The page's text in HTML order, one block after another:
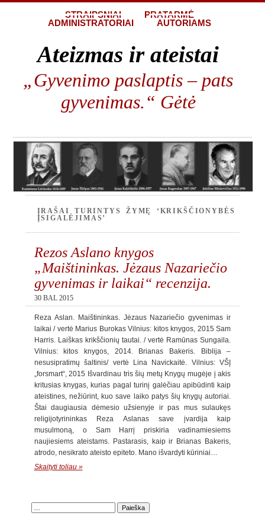
STRAIPSNIAI
PRATARMĖ
ADMINISTRATORIAI
AUTORIAMS
Ateizmas ir ateistai
„Gyvenimo paslaptis – pats
gyvenimas.“ Gėtė
ĮRAŠAI TURINTYS ŽYMĘ ‘KRIKŠČIONYBĖS
ĮSIGALĖJIMAS’
Rezos Aslano knygos
„Maištininkas. Jėzaus Nazariečio
gyvenimas ir laikai“ recenzija.
30 BAL 2015
Reza Aslan. Maištininkas. Jėzaus Nazariečio gyvenimas ir
laikai / vertė Marius Burokas Vilnius: kitos knygos, 2015 Sam
Harris. Laiškas krikščionių tautai. / vertė Ramūnas Sungaila.
Vilnius: kitos knygos, 2014. Brianas Bakeris. Biblija –
nesusipratimų šaltinis/ vertė Lina Navickaitė. Vilnius: VŠĮ
„forsmart“, 2015 Išvardinau tris šių metų Knygų mugėje į akis
kritusias knygas, kurias pagal turinį galėčiau apibūdinti kaip
ateistines, nežiūrint, kuo save laiko patys šių knygų autoriai.
Štai daugiausia dėmesio užsienyje ir pas mus sulaukęs
religijotyrininkas Reza Aslanas save įvardija kaip
musulmoną, o Sam Harrį priskiria vadinamiesiems
naujiesiems ateistams. Pastarasis, kaip ir Brianas Bakeris,
atrodo, nesikrato ateisto epiteto. Mano išvardyti kūriniai…
Skaityti toliau »